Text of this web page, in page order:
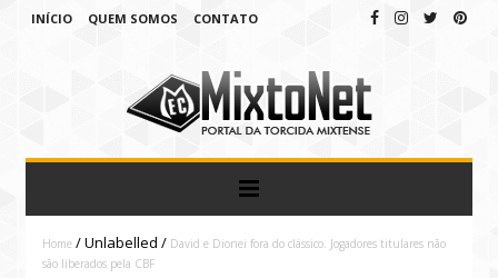
INÍCIO QUEM SOMOS CONTATO
Home /Unlabelled/ David e Dionei fora do clássico. Jogadores titulares não
são liberados pela CBF